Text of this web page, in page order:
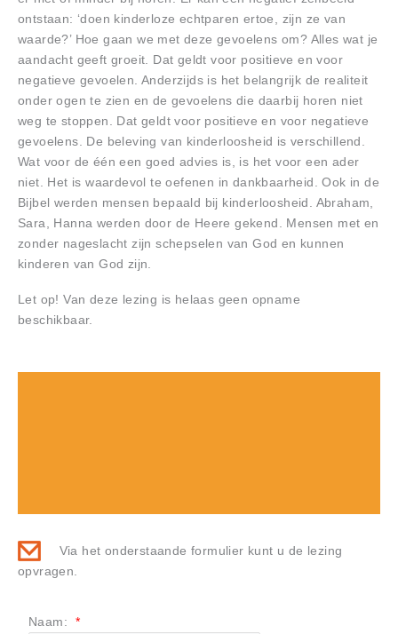
ontstaan: ‘doen kinderloze echtparen ertoe, zijn ze van
waarde?’ Hoe gaan we met deze gevoelens om? Alles wat je
aandacht geeft groeit. Dat geldt voor positieve en voor
negatieve gevoelen. Anderzijds is het belangrijk de realiteit
onder ogen te zien en de gevoelens die daarbij horen niet
weg te stoppen. Dat geldt voor positieve en voor negatieve
gevoelens. De beleving van kinderloosheid is verschillend.
Wat voor de één een goed advies is, is het voor een ader
niet. Het is waardevol te oefenen in dankbaarheid. Ook in de
Bijbel werden mensen bepaald bij kinderloosheid. Abraham,
Sara, Hanna werden door de Heere gekend. Mensen met en
zonder nageslacht zijn schepselen van God en kunnen
kinderen van God zijn.
Let op! Van deze lezing is helaas geen opname
beschikbaar.
Via het onderstaande formulier kunt u de lezing
opvragen.
Naam: *